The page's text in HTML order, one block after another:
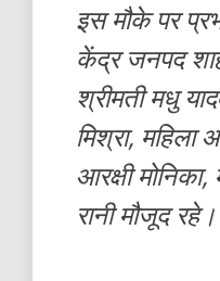
इस मौके पर
केंद्र जनपद
श्रीमती मधु
मिश्रा, महिला
आरक्षी मोनिका,
रानी मौजूद रहे।